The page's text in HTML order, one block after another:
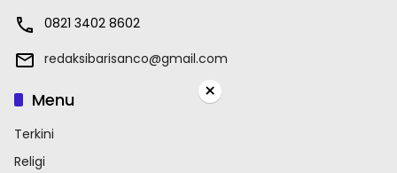
0821 3402 8602
redaksibarisanco@gmail.com
Menu
Terkini
Religi
×